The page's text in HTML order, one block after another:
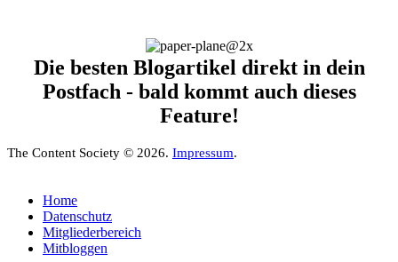
Die besten Blogartikel direkt in dein
Postfach - bald kommt auch dieses
Feature!
The Content Society © 2026. Impressum.
Home
Datenschutz
Mitgliederbereich
Mitbloggen